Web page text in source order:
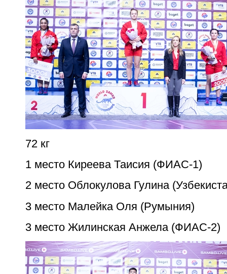
72 кг
1 место Киреева Таисия (ФИАС-1)
2 место Облокулова Гулина
3 место Малейка Оля (Румыния)
3 место Жилинская Анжела (ФИАС-2)